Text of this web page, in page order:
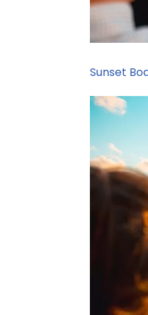
Sunset